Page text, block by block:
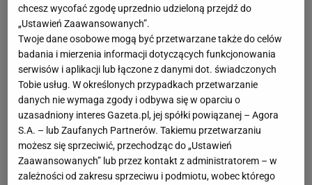
chcesz wycofać zgodę uprzednio udzieloną przejdź do
„Ustawień Zaawansowanych”.
Twoje dane osobowe mogą być przetwarzane także do celów
badania i mierzenia informacji dotyczących funkcjonowania
serwisów i aplikacji lub łączone z danymi dot. świadczonych
Tobie usług. W określonych przypadkach przetwarzanie
danych nie wymaga zgody i odbywa się w oparciu o
uzasadniony interes Gazeta.pl, jej spółki powiązanej – Agora
S.A. – lub Zaufanych Partnerów. Takiemu przetwarzaniu
możesz się sprzeciwić, przechodząc do „Ustawień
Zaawansowanych” lub przez kontakt z administratorem – w
zależności od zakresu sprzeciwu i podmiotu, wobec którego